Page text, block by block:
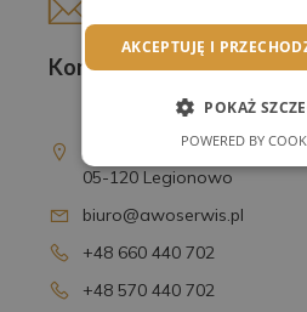
Kontakt
ul. T. Kościuszki 16D
05-120 Legionowo
biuro@awoserwis.pl
+48 660 440 702
+48 570 440 702
AKCEPTUJĘ I
POKAŻ
POWERED BY